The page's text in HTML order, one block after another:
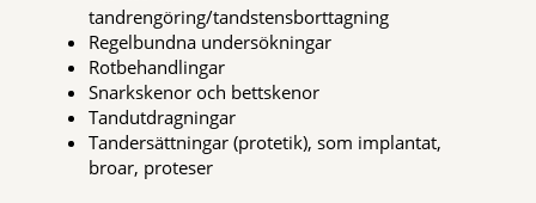
tandrengöring/tandstensborttagning
Regelbundna undersökningar
Rotbehandlingar
Snarkskenor och bettskenor
Tandutdragningar
Tandersättningar (protetik), som implantat,
broar, proteser